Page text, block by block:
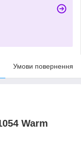
Умови повернення
Warm